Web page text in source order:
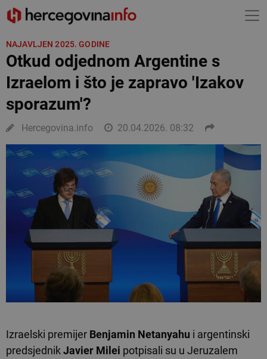
NAJAVLJEN 2025. GODINE
Otkud odjednom Argentine s
Izraelom i što je zapravo 'Izakov
sporazum'?
Hercegovina.info 20.04.2026. 08:32
Izraelski premijer Benjamin Netanyahu i argentinski
predsjednikJavier Milei potpisali su u Jeruzalem